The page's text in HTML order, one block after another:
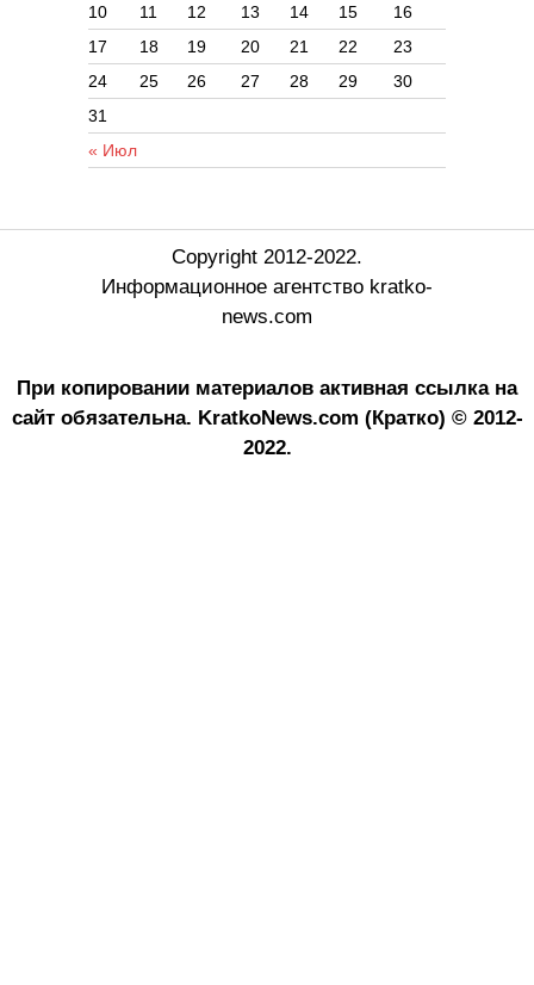
« Июл
10
11 12 13 14 15
16
17
18 19 20 21 22
23
24
25 26 27 28 29
30
31
Copyright 2012-2022.
Информационное агентство kratko-
news.com
При копировании материалов активная ссылка на
сайт обязательна. KratkoNews.com (Кратко) © 2012-
2022.